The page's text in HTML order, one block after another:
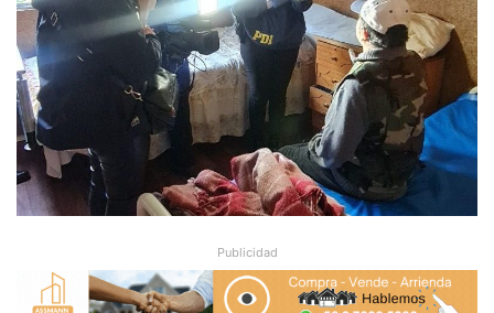
Publicidad